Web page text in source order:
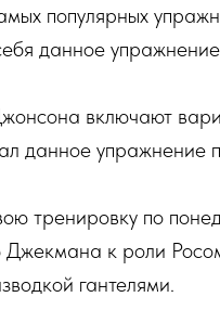
популярных
данное
включают
данное упражнение
тренировку по
к роли
гантелями.